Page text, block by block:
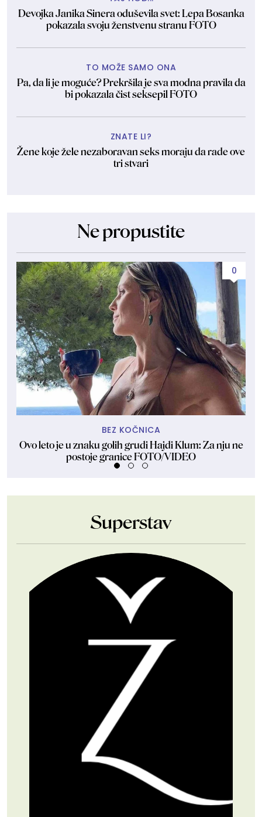
Devojka Janika Sinera oduševila svet: Lepa Bosanka
pokazala svoju ženstvenu stranu FOTO
TO MOŽE SAMO ONA
Pa, da li je moguće? Prekršila je sva modna pravila da
bi pokazala čist seksepil FOTO
ZNATE LI?
Žene koje žele nezaboravan seks moraju da rade ove
tri stvari
Ne propustite
0
BEZ KOČNICA
Ovo leto je u znaku golih grudi Hajdi Klum: Za nju ne
postoje granice FOTO/VIDEO
Superstav